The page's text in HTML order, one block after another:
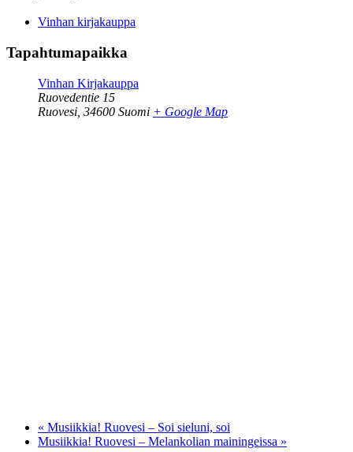
Vinhan kirjakauppa
Tapahtumapaikka
Vinhan Kirjakauppa
Ruovedentie 15
Ruovesi 34600 Suomi + Google Map
« Musiikkia! Ruovesi – Soi sieluni, soi
Musiikkia! Ruovesi – Melankolian mainingeissa »